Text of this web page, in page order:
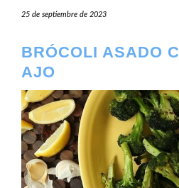
25 de septiembre de 2023
BRÓCOLI ASADO
AJO